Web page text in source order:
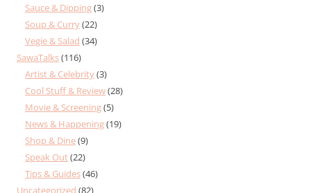
Sauce & Dipping(3)
Soup & Curry(22)
Vegie & Salad (34)
SawaTalks(116)
Artist & Celebrity(3)
Cool Stuff & Review(28)
Movie & Screening(5)
News & Happening(19)
Shop & Dine(9)
Speak Out(22)
Tips & Guides(46)
Uncategorized (82)